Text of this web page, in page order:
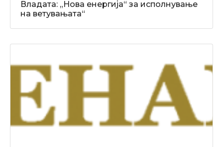
Владата: „Нова енергија“ за исполнување
на ветувањата“